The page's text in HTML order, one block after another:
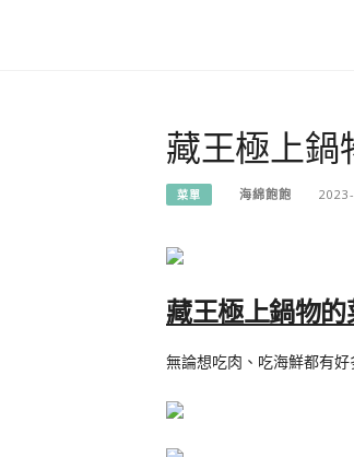
藏王極上鍋
菜單 海綿飽飽
藏王極上鍋物
無論想吃肉、吃海鮮都有